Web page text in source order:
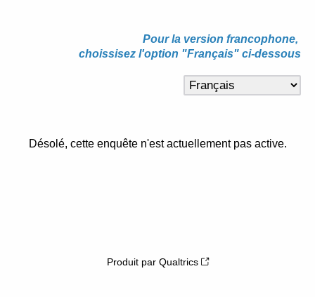
Pour la version francophone,
choissisez l'option "Français" ci-dessous
Désolé, cette enquête n'est actuellement pas active.
Produit par Qualtrics